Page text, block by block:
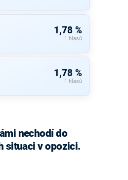
1,78 %
1 hlasů
1,78 %
1 hlasů
nechodí do
situaci v opozici.